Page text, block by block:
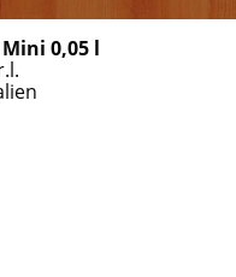
0,05 l